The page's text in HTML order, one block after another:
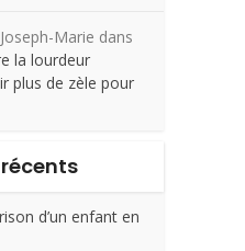
Marie dans
la lourdeur
plus de zèle pour
d’un enfant en